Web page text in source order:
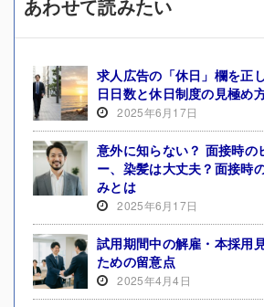
あわせて読みたい
求人広告の「休日」欄を
日日数と休日制度の見極め
2025年6月17日
意外に知らない？ 面接時の
ー、染髪は大丈夫？面接時
みとは
2025年6月17日
試用期間中の解雇・本採用
ための留意点
2025年4月4日